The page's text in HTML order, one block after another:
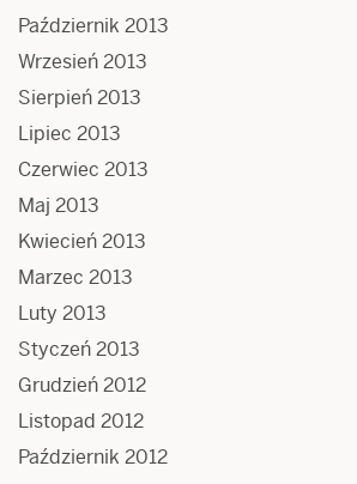
Październik 2013
Wrzesień 2013
Sierpień 2013
Lipiec 2013
Czerwiec 2013
Maj 2013
Kwiecień 2013
Marzec 2013
Luty 2013
Styczeń 2013
Grudzień 2012
Listopad 2012
Październik 2012